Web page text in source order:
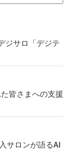
ジサロ「デジテ
皆さまへの支援
サロンが語るAI